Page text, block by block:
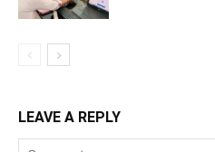
LEAVE A REPLY